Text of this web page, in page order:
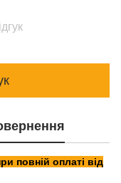
повній оплаті від